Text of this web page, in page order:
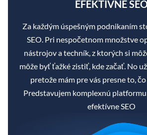
EFEKTÍVNE
Za každým úspešným podnikaním
SEO. Pri nespočetnom množstve
nástrojov a techník, z ktorých si
môže byť ťažké zistiť, kde začať. No
pretože mám pre vás presne to,
Predstavujem komplexnú
efektívne SEO